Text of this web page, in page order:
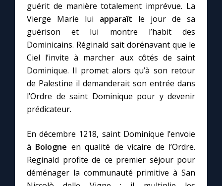
guérit de manière totalement imprévue. La
Vierge Marie lui apparaît le jour de sa
guérison et lui montre l’habit des
Dominicains. Réginald sait dorénavant que le
Ciel l’invite à marcher aux côtés de saint
Dominique. Il promet alors qu’à son retour
de Palestine il demanderait son entrée dans
l’Ordre de saint Dominique pour y devenir
prédicateur.
En décembre 1218, saint Dominique l’envoie
à Bologne en qualité de vicaire de l’Ordre.
Reginald profite de ce premier séjour pour
déménager la communauté primitive à San